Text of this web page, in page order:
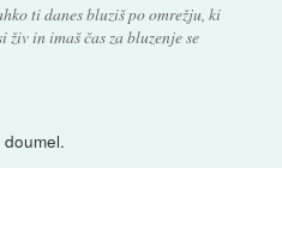
ti danes bluziš po omrežju, ki
in imaš čas za bluzenje se